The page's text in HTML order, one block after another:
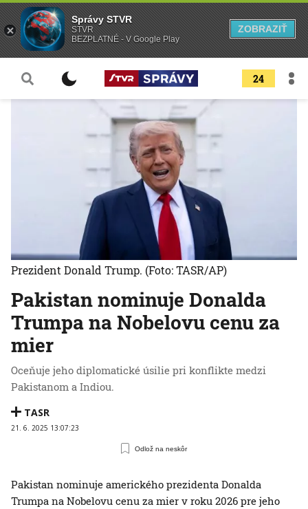
24
Pakistan nominuje Donalda
Trumpa na Nobelovu cenu za
mier
Oceňuje jeho diplomatické úsilie pri konflikte medzi
Pakistanom a Indiou.
TASR
21. 6. 2025 13:07:23
Odlož na neskôr
Prezident Donald Trump. (Foto: TASR/AP)
Pakistan nominuje amerického prezidenta Donalda
Trumpa na Nobelovu cenu za mier v roku 2026 pre jeho
Správy STVR
STVR
BEZPLATNÉ - V Google Play
ZOBRAZIŤ